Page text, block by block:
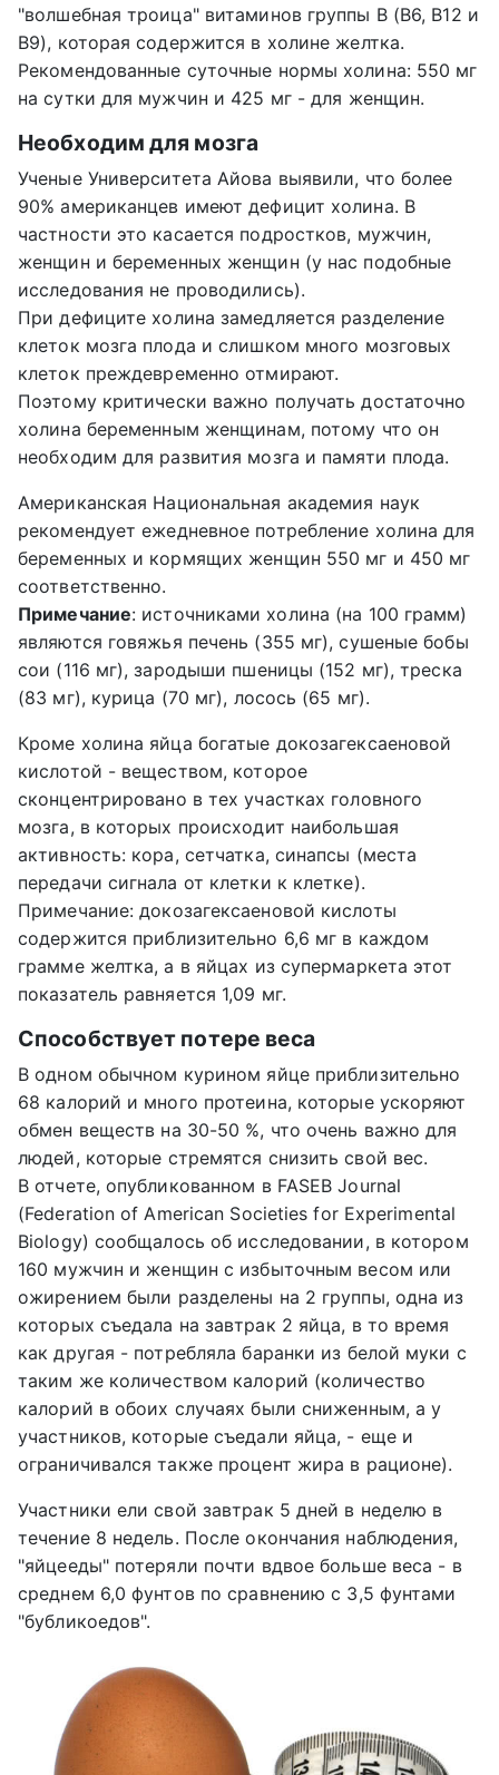
"волшебная троица" витаминов группы В (В6, В12 и
В9), которая содержится в холине желтка.
Рекомендованные суточные нормы холина: 550 мг
на сутки для мужчин и 425 мг - для женщин.
Необходим для мозга
Ученые Университета Айова выявили, что более
90% американцев имеют дефицит холина. В
частности это касается подростков, мужчин,
женщин и беременных женщин (у нас подобные
исследования не проводились).
При дефиците холина замедляется разделение
клеток мозга плода и слишком много мозговых
клеток преждевременно отмирают.
Поэтому критически важно получать достаточно
холина беременным женщинам, потому что он
необходим для развития мозга и памяти плода.
Американская Национальная академия наук
рекомендует ежедневное потребление холина для
беременных и кормящих женщин 550 мг и 450 мг
соответственно.
Примечание: источниками холина (на 100 грамм)
являются говяжья печень (355 мг), сушеные бобы
сои (116 мг), зародыши пшеницы (152 мг), треска
(83 мг), курица (70 мг), лосось (65 мг).
Кроме холина яйца богатые докозагексаеновой
кислотой - веществом, которое
сконцентрировано в тех участках головного
мозга, в которых происходит наибольшая
активность: кора, сетчатка, синапсы (места
передачи сигнала от клетки к клетке).
Примечание: докозагексаеновой кислоты
содержится приблизительно 6,6 мг в каждом
грамме желтка, а в яйцах из супермаркета этот
показатель равняется 1,09 мг.
Способствует потере веса
В одном обычном курином яйце приблизительно
68 калорий и много протеина, которые ускоряют
обмен веществ на 30-50 %, что очень важно для
людей, которые стремятся снизить свой вес.
В отчете, опубликованном в FASEB Journal
(Federation of American Societies for Experimental
Biology) сообщалось об исследовании, в котором
160 мужчин и женщин с избыточным весом или
ожирением были разделены на 2 группы, одна из
которых съедала на завтрак 2 яйца, в то время
как другая - потребляла баранки из белой муки с
таким же количеством калорий (количество
калорий в обоих случаях были сниженным, а у
участников, которые съедали яйца, - еще и
ограничивался также процент жира в рационе).
Участники ели свой завтрак 5 дней в неделю в
течение 8 недель. После окончания наблюдения,
"яйцееды" потеряли почти вдвое больше веса - в
среднем 6,0 фунтов по сравнению с 3,5 фунтами
"бубликоедов".